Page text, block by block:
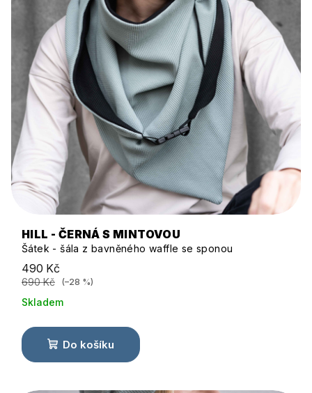
HILL - ČERNÁ S MINTOVOU
Šátek - šála z bavněného waffle se sponou
490 Kč
690 Kč (–28 %)
Skladem
Do košíku